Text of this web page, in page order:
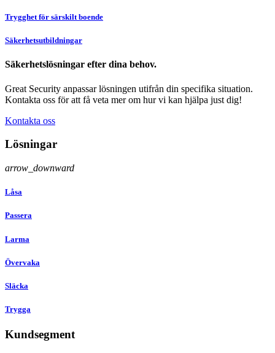
Trygghet för särskilt boende
Säkerhetsutbildningar
Säkerhetslösningar efter dina behov.
Great Security anpassar lösningen utifrån din specifika situation.
Kontakta oss för att få veta mer om hur vi kan hjälpa just dig!
Kontakta oss
Lösningar
arrow_downward
Låsa
Passera
Larma
Övervaka
Släcka
Trygga
Kundsegment